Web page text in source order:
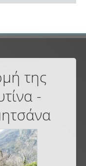
της
-